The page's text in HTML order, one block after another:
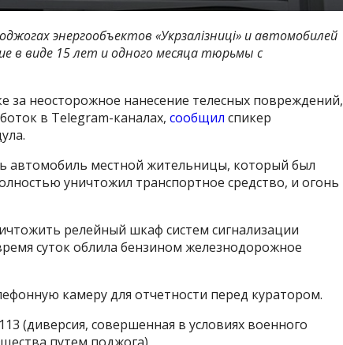
энергообъектов «Укрзалізниці» и автомобилей
в виде 15 лет и одного месяца тюрьмы с
неосторожное нанесение телесных повреждений,
в Telegram-каналах, сообщил спикер
автомобиль местной жительницы, который был
уничтожил транспортное средство, и огонь
релейный шкаф систем сигнализации
суток облила бензином железнодорожное
камеру для отчетности перед куратором.
(диверсия, совершенная в условиях военного
путем поджога).